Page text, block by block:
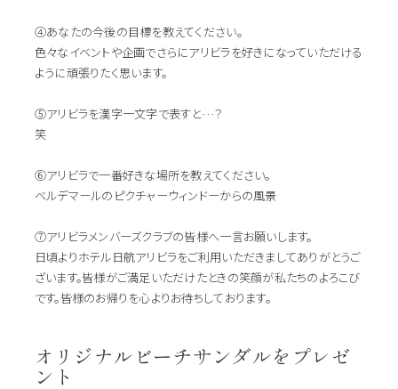
④あなたの今後の目標を教えてください。
色々なイベントや企画でさらにアリビラを好きになっていただける
ように頑張りたく思います。
⑤アリビラを漢字一文字で表すと…？
笑
⑥アリビラで一番好きな場所を教えてください。
ベルデマールのピクチャーウィンドーからの風景
⑦アリビラメンバーズクラブの皆様へ一言お願いします。
日頃よりホテル日航アリビラをご利用いただきましてありがとうご
ざいます。皆様がご満足いただけたときの笑顔が私たちのよろこび
です。皆様のお帰りを心よりお待ちしております。
オリジナルビーチサンダルをプレゼ
ント